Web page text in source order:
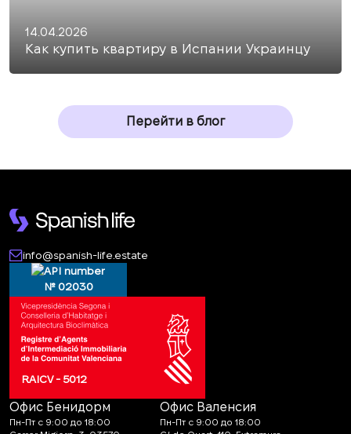
14.04.2026
Как купить квартиру в Испании Украинцу
Перейти в блог
info@spanish-life.estate
№ 02030
RAICV - 5012
Офис Бенидорм
Пн-Пт с 9:00 до 18:00
Офис Валенсия
Пн-Пт с 9:00 до 18:00